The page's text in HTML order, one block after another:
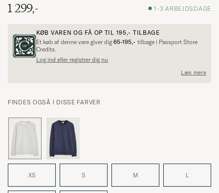
1 299,-
1-3 ARBEJDSDAGE
KØB VAREN OG FÅ OP TIL 195,- TILBAGE
Et køb af denne vare giver dig 65-195,- tilbage i Passport Store
Credits.
Log ind eller registrer dig nu
Læs mere
FINDES OGSÅ I DISSE FARVER
XS S M L